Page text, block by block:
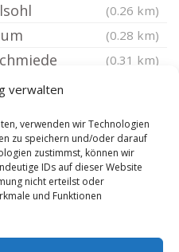
verwalten
verwenden wir Technologien
zu speichern und/oder darauf
zustimmst, können wir
IDs auf dieser Website
nicht erteilst oder
und Funktionen
(0.26 km)
(0.28 km)
(0.31 km)
(0.31 km)
(0.31 km)